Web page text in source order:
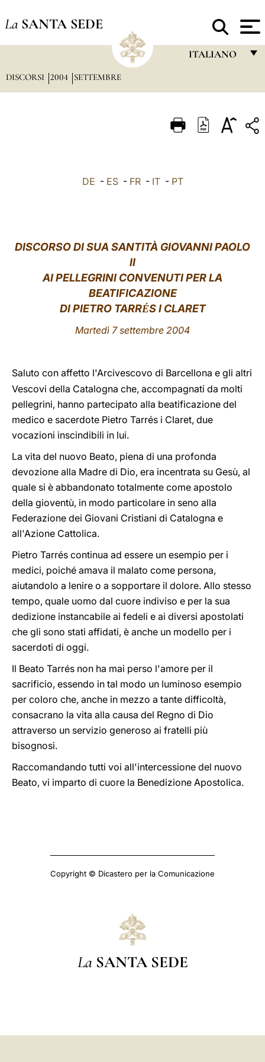
La SANTA SEDE
ITALIANO
ITALIANO
LATINE
DISCORSI 2004 SETTEMBRE
DE - ES- FR- IT- PT
DISCORSO DI SUA SANTITÀ GIOVANNI PAOLO
II
AI PELLEGRINI CONVENUTI PER LA
BEATIFICAZIONE
DI PIETRO TARRÉS I CLARET
Martedì 7 settembre 2004
Saluto con affetto l'Arcivescovo di Barcellona e gli altri
Vescovi della Catalogna che, accompagnati da molti
pellegrini, hanno partecipato alla beatificazione del
medico e sacerdote Pietro Tarrés i Claret, due
vocazioni inscindibili in lui.
La vita del nuovo Beato, piena di una profonda
devozione alla Madre di Dio, era incentrata su Gesù, al
quale si è abbandonato totalmente come apostolo
della gioventù, in modo particolare in seno alla
Federazione dei Giovani Cristiani di Catalogna e
all'Azione Cattolica.
Pietro Tarrés continua ad essere un esempio per i
medici, poiché amava il malato come persona,
aiutandolo a lenire o a sopportare il dolore. Allo stesso
tempo, quale uomo dal cuore indiviso e per la sua
dedizione instancabile ai fedeli e ai diversi apostolati
che gli sono stati affidati, è anche un modello per i
sacerdoti di oggi.
Il Beato Tarrés non ha mai perso l'amore per il
sacrificio, essendo in tal modo un luminoso esempio
per coloro che, anche in mezzo a tante difficoltà,
consacrano la vita alla causa del Regno di Dio
attraverso un servizio generoso ai fratelli più
bisognosi.
Raccomandando tutti voi all'intercessione del nuovo
Beato, vi imparto di cuore la Benedizione Apostolica.
Copyright © Dicastero per la Comunicazione
La SANTA SEDE